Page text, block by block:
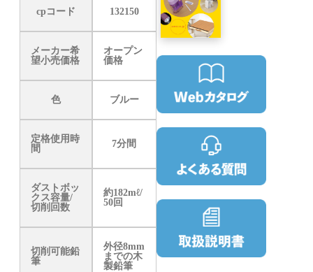
cpコード 132150
メーカー希
望小売価格
オープン
価格
色 ブルー
定格使用時
間
7分間
ダストボッ
クス容量/
切削回数
約182mℓ/
50回
切削可能鉛
筆
外径8mm
までの木
製鉛筆